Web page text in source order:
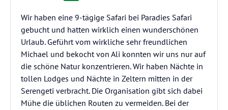
Wir haben eine 9-tägige Safari bei Paradies Safari
gebucht und hatten wirklich einen wunderschönen
Urlaub. Geführt vom wirkliche sehr freundlichen
Michael und bekocht von Ali konnten wir uns nur auf
die schöne Natur konzentrieren. Wir haben Nächte in
tollen Lodges und Nächte in Zeltern mitten in der
Serengeti verbracht. Die Organisation gibt sich dabei
Mühe die üblichen Routen zu vermeiden. Bei der